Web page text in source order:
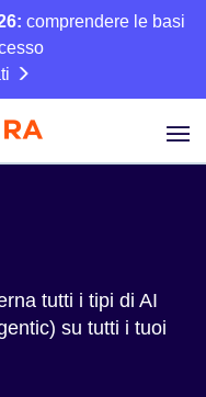
comprendere le basi
tutti i tipi di AI
su tutti i tuoi